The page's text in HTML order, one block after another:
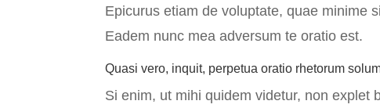
Epicurus etiam de voluptate, quae minime
Eadem nunc mea adversum te oratio est.
Quasi vero, inquit, perpetua oratio rhetorum
Si enim, ut mihi quidem videtur, non explet